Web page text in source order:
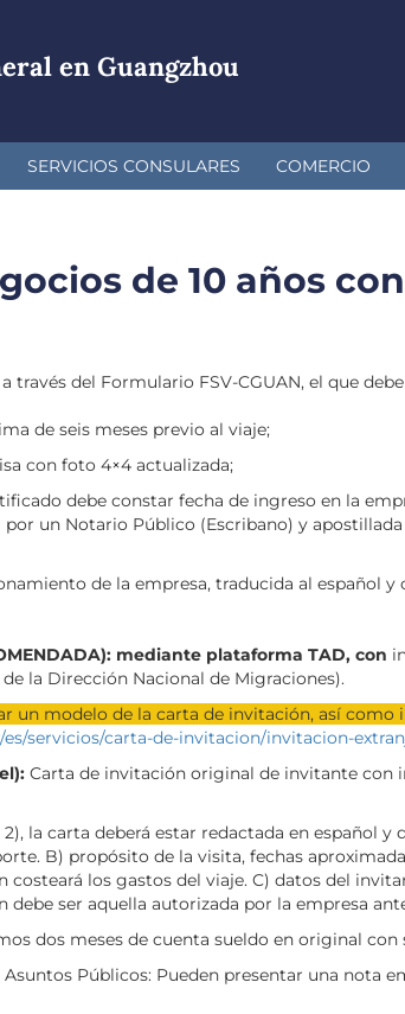
en Guangzhou
SERVICIOS CONSULARES COMERCIO
de 10 años
través del Formulario FSV-CGUAN, el que
de seis meses previo al viaje;
con foto 4×4 actualizada;
debe constar fecha de ingreso en la
un Notario Público (Escribano) y
de la empresa, traducida al español
mediante plataforma TAD, con
la Dirección Nacional de Migraciones).
un modelo de la carta de invitación, así como
servicios/carta-de-invitacion/invitacion-
Carta de invitación original de invitante con
2), la carta deberá estar redactada en español
B) propósito de la visita, fechas
los gastos del viaje. C) datos del
ser aquella autorizada por la empresa
dos meses de cuenta sueldo en original con
Públicos: Pueden presentar una